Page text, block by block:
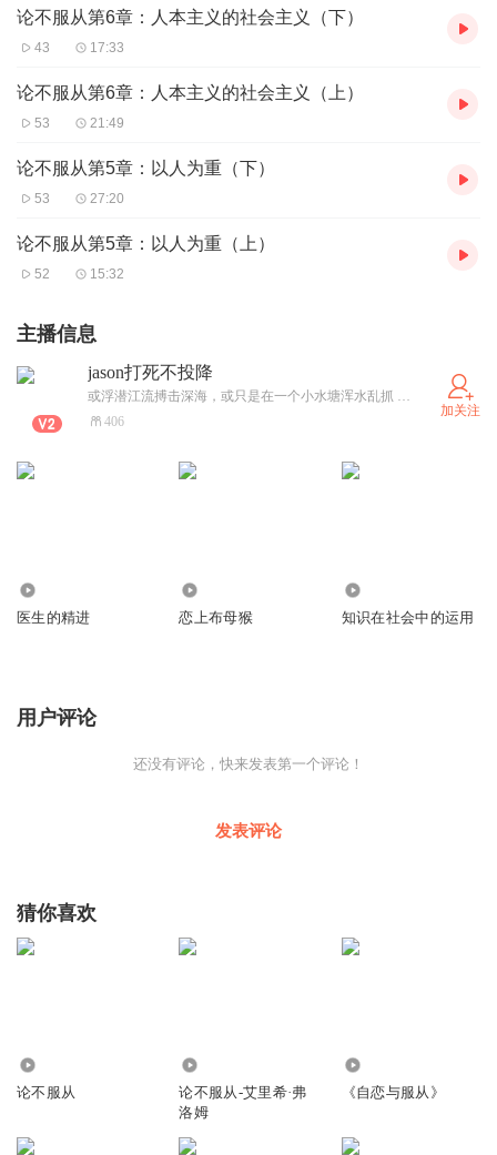
论不服从第6章：人本主义的社会主义（下）
43 17:33
论不服从第6章：人本主义的社会主义（上）
53 21:49
论不服从第5章：以人为重（下）
53 27:20
论不服从第5章：以人为重（上）
52 15:32
主播信息
jason打死不投降
或浮潜江流搏击深海，或只是在一个小水塘浑水乱抓 ，浩渺如烟的长河 希望你我都有不断摸到过属于自己的鱼尘。 （文多为静雅思听旧日所存）
406
加关注
医生的精进 恋上布母猴 知识在社会中的运用
用户评论
还没有评论，快来发表第一个评论！
发表评论
猜你喜欢
论不服从
论不服从-艾里希·弗
洛姆
《自恋与服从》